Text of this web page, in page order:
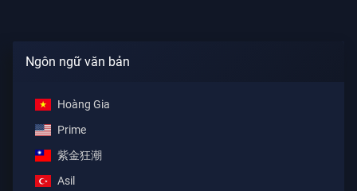
Ngôn ngữ văn bản
Hoàng Gia
Prime
紫金狂潮
Asil